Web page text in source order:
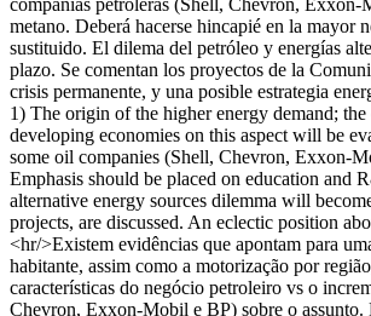
compañías petroleras (Shell, Chevron, Exxon-
metano. Deberá hacerse hincapié en la mayor
sustituido. El dilema del petróleo y energías
plazo. Se comentan los proyectos de la
crisis permanente, y una posible estrategia
1) The origin of the higher energy demand;
developing economies on this aspect will be
some oil companies (Shell, Chevron, Exxon-
Emphasis should be placed on education and
alternative energy sources dilemma will
projects, are discussed. An eclectic position
<hr/>Existem evidências que apontam para
habitante, assim como a motorização por
características do negócio petroleiro vs o
Chevron, Exxon-Mobil e BP) sobre o assunto.